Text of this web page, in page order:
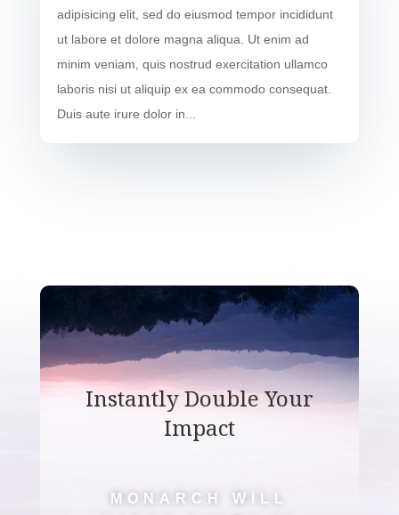
adipisicing elit, sed do eiusmod tempor incididunt
ut labore et dolore magna aliqua. Ut enim ad
minim veniam, quis nostrud exercitation ullamco
laboris nisi ut aliquip ex ea commodo consequat.
Duis aute irure dolor in...
Instantly Double Your
Impact
MONARCH WILL